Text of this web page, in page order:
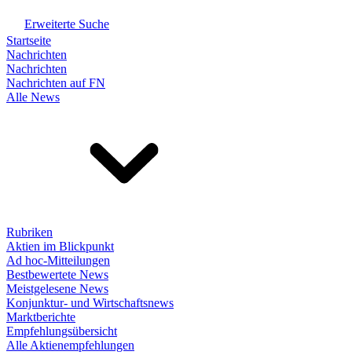
Erweiterte Suche
Startseite
Nachrichten
Nachrichten
Nachrichten auf FN
Alle News
Rubriken
Aktien im Blickpunkt
Ad hoc-Mitteilungen
Bestbewertete News
Meistgelesene News
Konjunktur- und Wirtschaftsnews
Marktberichte
Empfehlungsübersicht
Alle Aktienempfehlungen